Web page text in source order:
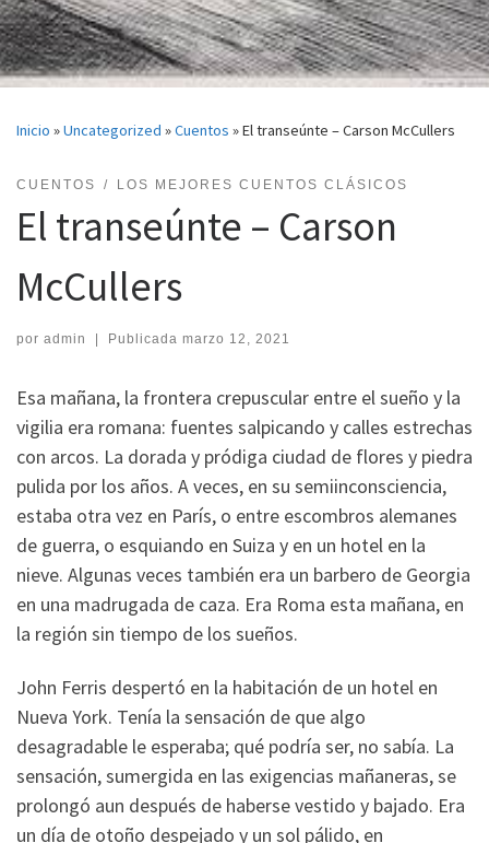
Inicio »Uncategorized »Cuentos »El transeúnte – Carson McCullers
CUENTOS LOS MEJORES CUENTOS CLÁSICOS
El transeúnte – Carson
McCullers
por admin | Publicada marzo 12, 2021
Esa mañana, la frontera crepuscular entre el sueño y la
vigilia era romana: fuentes salpicando y calles estrechas
con arcos. La dorada y pródiga ciudad de flores y piedra
pulida por los años. A veces, en su semiinconsciencia,
estaba otra vez en París, o entre escombros alemanes
de guerra, o esquiando en Suiza y en un hotel en la
nieve. Algunas veces también era un barbero de Georgia
en una madrugada de caza. Era Roma esta mañana, en
la región sin tiempo de los sueños.
John Ferris despertó en la habitación de un hotel en
Nueva York. Tenía la sensación de que algo
desagradable le esperaba; qué podría ser, no sabía. La
sensación, sumergida en las exigencias mañaneras, se
prolongó aun después de haberse vestido y bajado. Era
un día de otoño despejado y un sol pálido, en